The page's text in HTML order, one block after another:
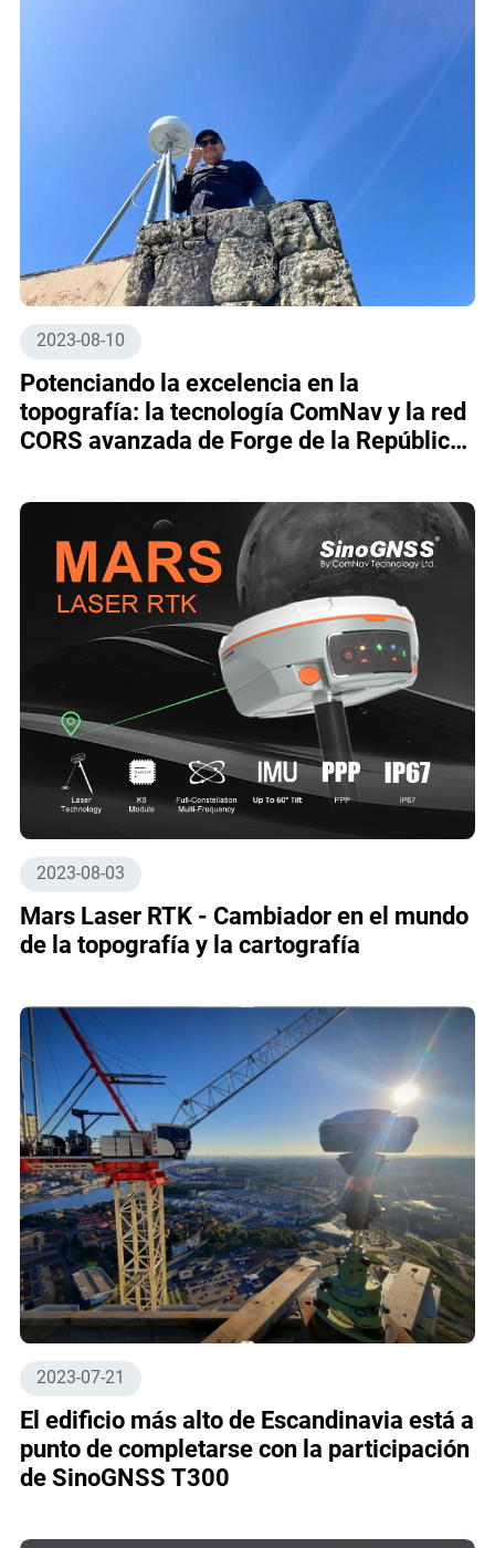
2023-08-10
Potenciando la excelencia en la
topografía: la tecnología ComNav y la red
CORS avanzada de Forge de la República
2023-08-03
Mars Laser RTK - Cambiador en el mundo
de la topografía y la cartografía
2023-07-21
El edificio más alto de Escandinavia está a
punto de completarse con la participación
de SinoGNSS T300